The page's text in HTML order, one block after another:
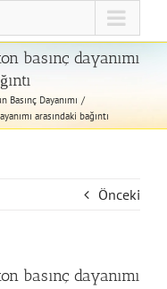
basınç dayanımı
Basınç Dayanımı
arasındaki bağıntı
Önceki
basınç dayanımı